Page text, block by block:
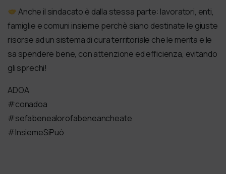
Anche il sindacato è dalla stessa parte: lavoratori, enti,
famiglie e comuni insieme perchè siano destinate le giuste
risorse ad un sistema di cura territoriale che le merita e le
sa spendere bene, con attenzione ed efficienza, evitando
gli sprechi!
ADOA
#conadoa
#sefabenealorofabeneancheate
#InsiemeSiPuò